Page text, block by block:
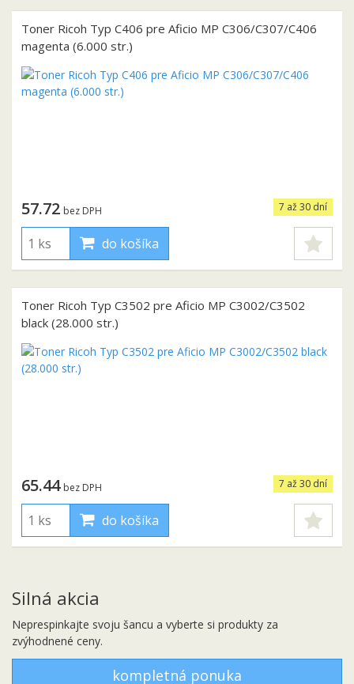
Toner Ricoh Typ C406 pre Aficio MP C306/C307/C406
magenta (6.000 str.)
7 až 30 dní
57.72 bez DPH
do košíka
Toner Ricoh Typ C3502 pre Aficio MP C3002/C3502
black (28.000 str.)
7 až 30 dní
65.44 bez DPH
do košíka
Silná akcia
Neprespinkajte svoju šancu a vyberte si produkty za
zvýhodnené ceny.
kompletná ponuka